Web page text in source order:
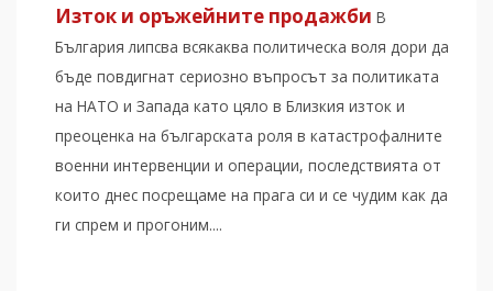
Изток и оръжейните продажби В
България липсва всякаква политическа воля дори да
бъде повдигнат сериозно въпросът за политиката
на НАТО и Запада като цяло в Близкия изток и
преоценка на българската роля в катастрофалните
военни интервенции и операции, последствията от
които днес посрещаме на прага си и се чудим как да
ги спрем и прогоним....